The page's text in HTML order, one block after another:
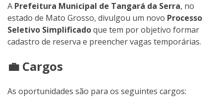
A Prefeitura Municipal de Tangará da Serra, no
estado de Mato Grosso, divulgou um novo Processo
Seletivo Simplificadoque tem por objetivo formar
cadastro de reserva e preencher vagas temporárias.
💼 Cargos
As oportunidades são para os seguintes cargos: